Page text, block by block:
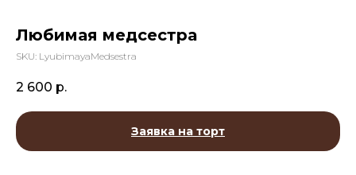
Любимая медсестра
SKU: LyubimayaMedsestra
2 600 р.
Заявка на торт